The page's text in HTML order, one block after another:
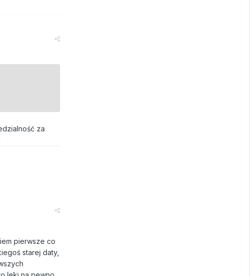
za
pierwsze co
starej daty,